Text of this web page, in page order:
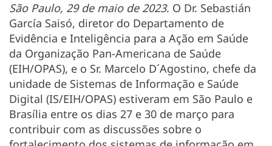
São Paulo, 29 de maio de 2023. O Dr. Sebastián
García Saisó, diretor do Departamento de
Evidência e Inteligência para a Ação em Saúde
da Organização Pan-Americana de Saúde
(EIH/OPAS), e o Sr. Marcelo D´Agostino, chefe da
unidade de Sistemas de Informação e Saúde
Digital (IS/EIH/OPAS) estiveram em São Paulo e
Brasília entre os dias 27 e 30 de março para
contribuir com as discussões sobre o